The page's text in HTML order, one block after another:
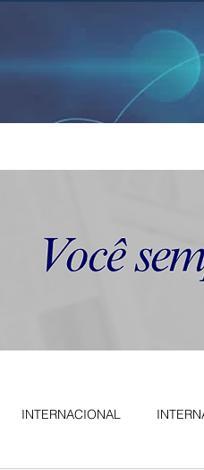
INTERNACIONAL